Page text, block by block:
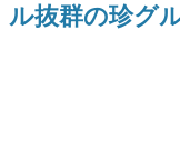
この物語
ル抜群の珍グ